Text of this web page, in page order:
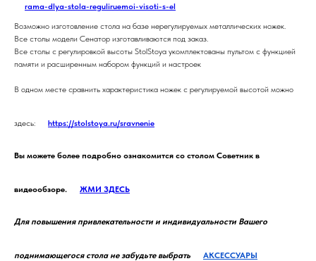
rama-dlya-stola-reguliruemoi-visoti-s-el
Возможно изготовление стола на базе нерегулируемых металлических ножек.
Все столы модели Сенатор изготавливаются под заказ.
Все столы с регулировкой высоты StolStoya укомплектованы пультом с функцией
памяти и расширенным набором функций и настроек
В одном месте сравнить характеристика ножек с регулируемой высотой можно
здесь: https://stolstoya.ru/sravnenie
Вы можете более подробно ознакомится со столом Советник в
видеообзоре. ЖМИ ЗДЕСЬ
Для повышения привлекательности и индивидуальности Вашего
поднимающегося стола не забудьте выбрать АКСЕССУАРЫ